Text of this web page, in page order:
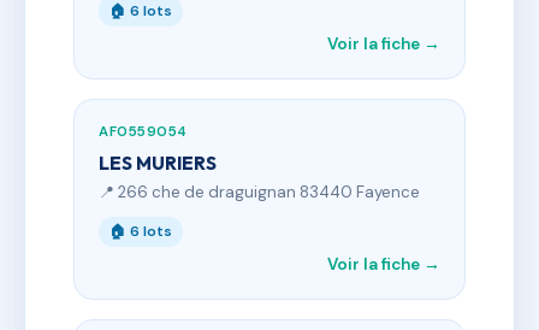
🏠 6 lots
Voir la fiche →
AF0559054
LES MURIERS
📍 266 che de draguignan 83440 Fayence
🏠 6 lots
Voir la fiche →